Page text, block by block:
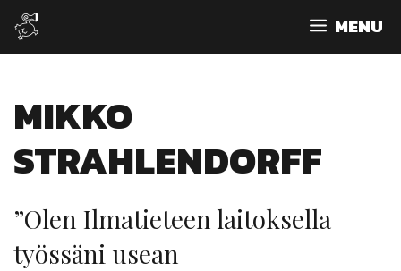
Siirry
sisältöön
MENU
MIKKO
STRAHLENDORFF
”Olen Ilmatieteen laitoksella
työssäni usean